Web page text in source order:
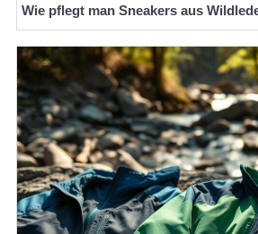
Wie pflegt man Sneakers aus